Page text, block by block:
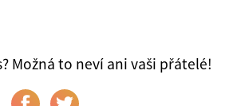
Možná to neví ani vaši přátelé!